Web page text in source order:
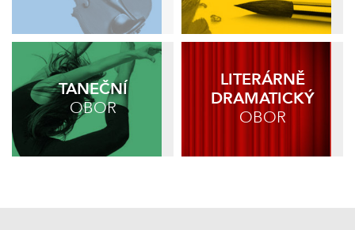
TANEČNÍ
OBOR
LITERÁRNĚ
DRAMATICKÝ
OBOR